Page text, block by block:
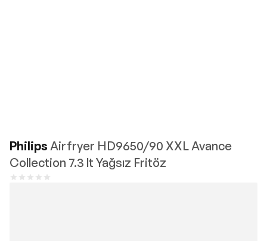
Philips Airfryer HD9650/90 XXL Avance
Collection 7.3 lt Yağsız Fritöz